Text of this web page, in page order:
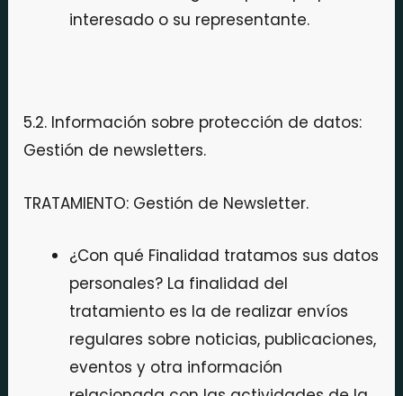
interesado o su representante.
5.2. Información sobre protección de datos:
Gestión de newsletters.
TRATAMIENTO: Gestión de Newsletter.
¿Con qué Finalidad tratamos sus datos
personales? La finalidad del
tratamiento es la de realizar envíos
regulares sobre noticias, publicaciones,
eventos y otra información